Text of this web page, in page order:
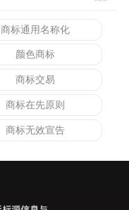
商标通用名称化
颜色商标
商标交易
商标在先原则
商标无效宣告